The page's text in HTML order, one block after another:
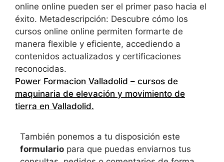
online online pueden ser el primer paso hacia el
éxito. Metadescripción: Descubre cómo los
cursos online online permiten formarte de
manera flexible y eficiente, accediendo a
contenidos actualizados y certificaciones
reconocidas.
Power Formacion Valladolid – cursos de
maquinaria de elevación y movimiento de
tierra en Valladolid.
También ponemos a tu disposición este
formulario para que puedas enviarnos tus